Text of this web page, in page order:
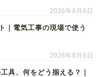
2026年8月6日
｜電気工事の現場で使う
2026年8月6日
具、何をどう揃える？｜